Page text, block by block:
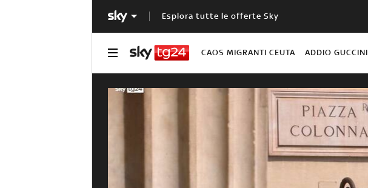
Esplora tutte le offerte Sky
CAOS MIGRANTI CEUTA ADDIO GUCCINI